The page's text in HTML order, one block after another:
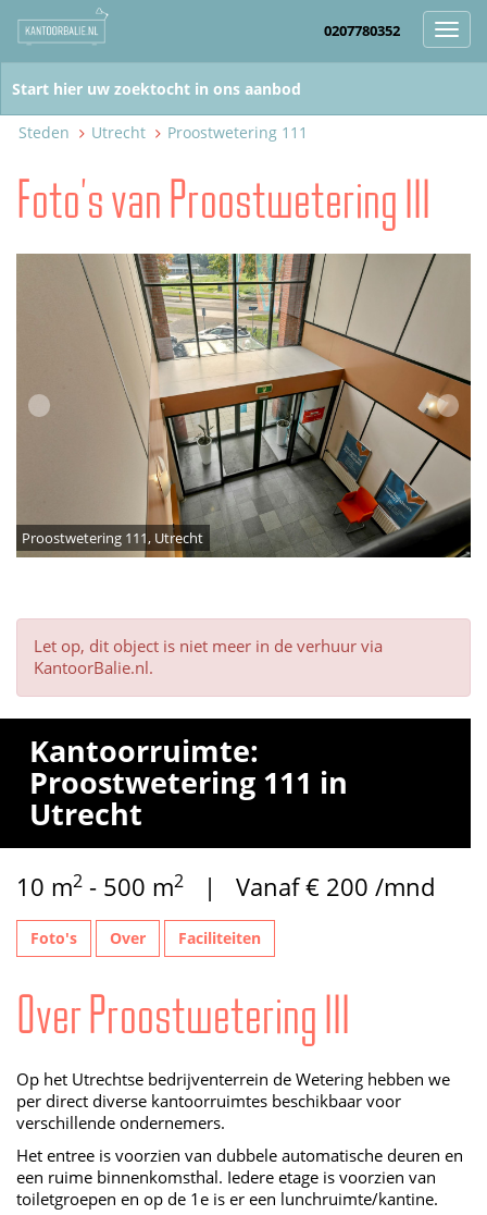
0207780352
Steden Utrecht Proostwetering 111
Foto's van Proostwetering 111
Proostwetering 111, Utrecht
Let op, dit object is niet meer in de verhuur via
KantoorBalie.nl.
Kantoorruimte:
Proostwetering 111 in
Utrecht
10 m2 - 500 m2 | Vanaf € 200 /mnd
Foto's Over Faciliteiten
Over Proostwetering 111
Op het Utrechtse bedrijventerrein de Wetering hebben we
per direct diverse kantoorruimtes beschikbaar voor
verschillende ondernemers.
Het entree is voorzien van dubbele automatische deuren en
een ruime binnenkomsthal. Iedere etage is voorzien van
toiletgroepen en op de 1e is er een lunchruimte/kantine.